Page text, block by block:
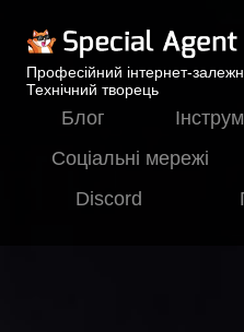
Професійний інтернет-
Технічний творець
Блог
Соціальні мережі
Discord